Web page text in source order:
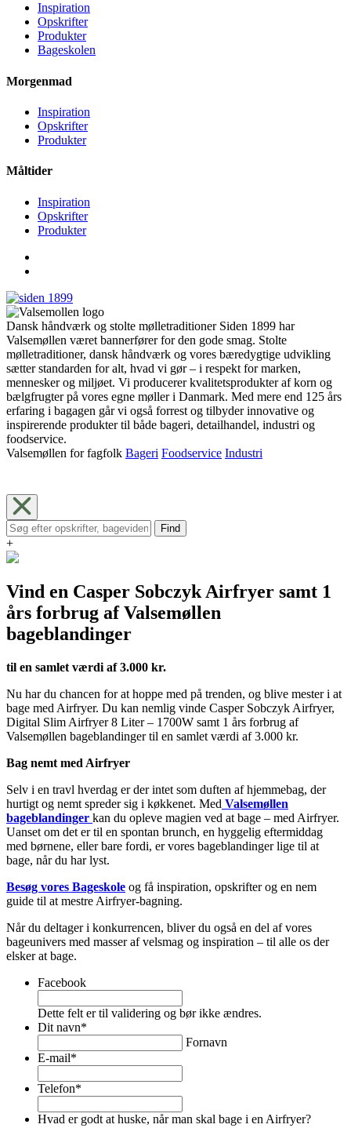
Inspiration
Opskrifter
Produkter
Bageskolen
Morgenmad
Inspiration
Opskrifter
Produkter
Måltider
Inspiration
Opskrifter
Produkter
Dansk håndværk og stolte mølletraditioner Siden 1899 har
Valsemøllen været bannerfører for den gode smag. Stolte
mølletraditioner, dansk håndværk og vores bæredygtige udvikling
sætter standarden for alt, hvad vi gør – i respekt for marken,
mennesker og miljøet. Vi producerer kvalitetsprodukter af korn og
bælgfrugter på vores egne møller i Danmark. Med mere end 125 års
erfaring i bagagen går vi også forrest og tilbyder innovative og
inspirerende produkter til både bageri, detailhandel, industri og
foodservice.
Valsemøllen for fagfolk Bageri Foodservice Industri
Find
+
Vind en Casper Sobczyk Airfryer samt 1
års forbrug af Valsemøllen
bageblandinger
til en samlet værdi af 3.000 kr.
Nu har du chancen for at hoppe med på trenden, og blive mester i at
bage med Airfryer. Du kan nemlig vinde Casper Sobczyk Airfryer,
Digital Slim Airfryer 8 Liter – 1700W samt 1 års forbrug af
Valsemøllen bageblandinger til en samlet værdi af 3.000 kr.
Bag nemt med Airfryer
Selv i en travl hverdag er der intet som duften af hjemmebag, der
hurtigt og nemt spreder sig i køkkenet. Med Valsemøllen
bageblandinger kan du opleve magien ved at bage – med Airfryer.
Uanset om det er til en spontan brunch, en hyggelig eftermiddag
med børnene, eller bare fordi, er vores bageblandinger lige til at
bage, når du har lyst.
Besøg vores Bageskole og få inspiration, opskrifter og en nem
guide til at mestre Airfryer-bagning.
Når du deltager i konkurrencen, bliver du også en del af vores
bageunivers med masser af velsmag og inspiration – til alle os der
elsker at bage.
Facebook
Dette felt er til validering og bør ikke ændres.
Dit navn*
Fornavn
E-mail*
Telefon*
Hvad er godt at huske, når man skal bage i en Airfryer?